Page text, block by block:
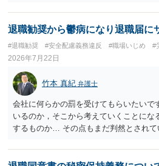
退職勧奨から鬱病になり退職届に
#退職勧奨 #安全配慮義務違反 #職場いじめ #
2026年7月22日
竹本 真紀 弁護士
会社に何らかの罰を受けてもらいたい
いるのか，そこから考えていくことに
するものか… その点もまだ判然とされ